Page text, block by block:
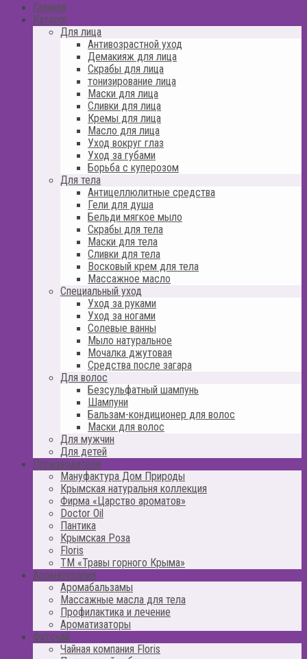
Главная
Каталог
Для лица
Антивозрастной уход
Демакияж для лица
Скрабы для лица
тонизирование лица
Маски для лица
Сливки для лица
Кремы для лица
Масло для лица
Уход вокруг глаз
Уход за губами
Борьба с куперозом
Для тела
Антицеллюлитные средства
Гели для душа
Бельди мягкое мыло
Скрабы для тела
Маски для тела
Сливки для тела
Восковый крем для тела
Массажное масло
Специальный уход
Уход за руками
Уход за ногами
Солевые ванны
Мыло натуральное
Мочалка джутовая
Средства после загара
Для волос
Безсульфатный шампунь
Шампуни
Бальзам-кондиционер для волос
Маски для волос
Для мужчин
Для детей
Производители
Мануфактура Дом Природы
Крымская натуральня коллекция
Фирма «Царство ароматов»
Doctor Oil
Пантика
Крымская Роза
Floris
ТМ «Травы горного Крыма»
Ароматерапия
Аромабальзамы
Массажные масла для тела
Профилактика и лечение
Ароматизаторы
Фиточай
Чайная компания Floris